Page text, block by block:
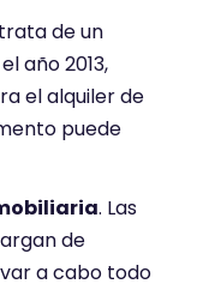
de un
año 2013,
el alquiler de
puede
. Las
de
a cabo todo